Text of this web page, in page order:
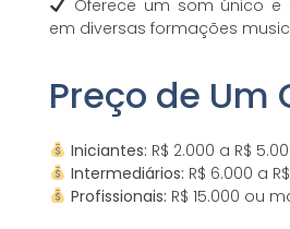
Oferece um som único e
em diversas formações
Preço de Um
Iniciantes: R$ 2.000 a R$
Intermediários: R$ 6.000 a
Profissionais: R$ 15.000 ou